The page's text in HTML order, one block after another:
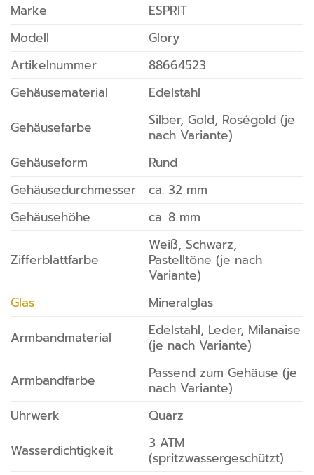
Marke
ESPRIT
Modell
Glory
Artikelnummer
88664523
Gehäusematerial
Edelstahl
Gehäusefarbe
Silber, Gold, Roségold (je
nach Variante)
Gehäuseform
Rund
Gehäusedurchmesser
ca. 32 mm
Gehäusehöhe
ca. 8 mm
Zifferblattfarbe
Weiß, Schwarz,
Pastelltöne (je nach
Variante)
Glas
Mineralglas
Armbandmaterial
Edelstahl, Leder, Milanaise
(je nach Variante)
Armbandfarbe
Passend zum Gehäuse (je
nach Variante)
Uhrwerk
Quarz
Wasserdichtigkeit
3 ATM
(spritzwassergeschützt)